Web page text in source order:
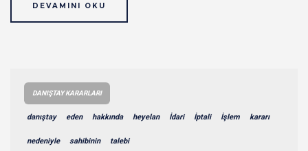
DEVAMINI OKU
DANIŞTAY KARARLARI
danıştay eden hakkında heyelan İdari İptali İşlem kararı
nedeniyle sahibinin talebi